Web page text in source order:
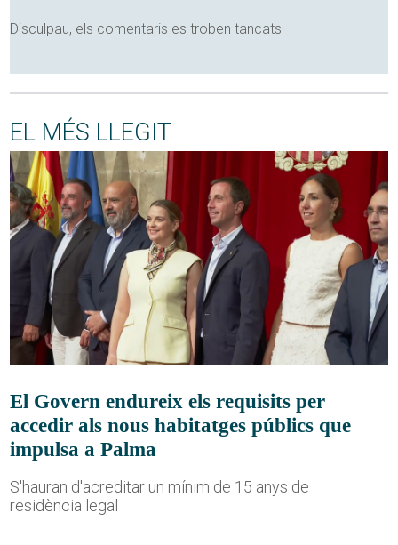
Disculpau, els comentaris es troben tancats
EL MÉS LLEGIT
El Govern endureix els requisits per
accedir als nous habitatges públics que
impulsa a Palma
S'hauran d'acreditar un mínim de 15 anys de
residència legal